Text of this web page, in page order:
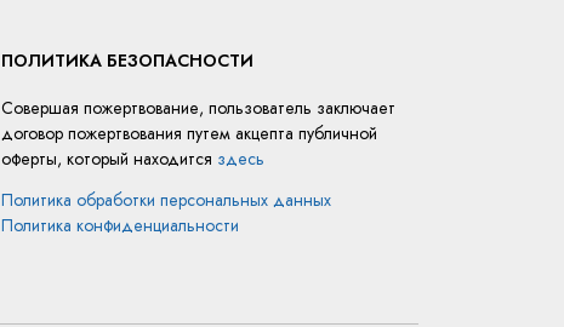
ПОЛИТИКА БЕЗОПАСНОСТИ
Совершая пожертвование, пользователь заключает
договор пожертвования путем акцепта публичной
оферты, который находится здесь
Политика обработки персональных данных
Политика конфиденциальности